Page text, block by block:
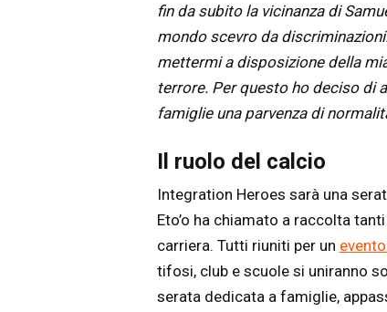
fin da subito la vicinanza di
mondo scevro da
mettermi a disposizione della
terrore. Per questo ho deciso di
famiglie una parvenza di
Il ruolo del calcio
Integration Heroes sarà una
Eto’o ha chiamato a raccolta
carriera. Tutti riuniti per un
tifosi, club e scuole si uniranno
serata dedicata a famiglie,